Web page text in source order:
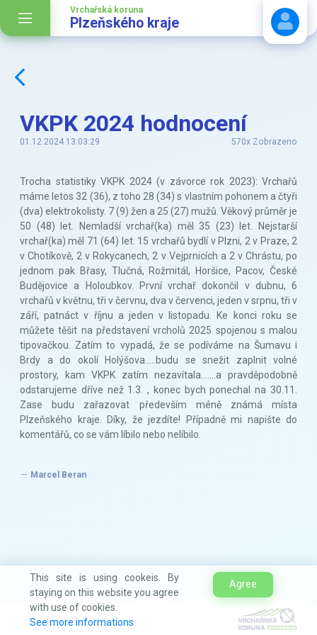
Vrchařská koruna
Plzeňského kraje
VKPK 2024 hodnocení
01.12.2024 13:03:29 570x Zobrazeno
Trocha statistiky VKPK 2024 (v závorce rok 2023): Vrchařů
máme letos 32 (36), z toho 28 (34) s vlastním pohonem a čtyři
(dva) elektrokolisty. 7 (9) žen a 25 (27) mužů. Věkový průměr je
50 (48) let. Nemladší vrchař(ka) měl 35 (23) let. Nejstarší
vrchař(ka) měl 71 (64) let. 15 vrchařů bydlí v Plzni, 2 v Praze, 2
v Chotíkově, 2 v Rokycanech, 2 v Vejprnicích a 2 v Chrástu, po
jednom pak Břasy, Tlučná, Rožmitál, Horšice, Pacov, České
Budějovice a Holoubkov. První vrchař dokončil v dubnu, 6
vrchařů v květnu, tři v červnu, dva v červenci, jeden v srpnu, tři v
září, patnáct v říjnu a jeden v listopadu. Ke konci roku se
můžete těšit na představení vrcholů 2025 spojenou s malou
tipovačkou. Zatím to vypadá, že se podíváme na Šumavu i
Brdy a do okolí Holýšova.....budu se snežit zaplnit volné
prostory, kam VKPK zatím nezavítala.......a pravděpodobně
odstarujeme dříve než 1.3. , konec bych ponechal na 30.11.
Zase budu zařazovat především méně známá místa
Plzeňského kraje. Díky, že jezdíte! Případně mi napište do
komentářů, co se vám líbilo nebo nelíbilo.
Marcel Beran
This site is using cookeis. By
staying on this website you agree
with use of cookies.
See more informations
Agree